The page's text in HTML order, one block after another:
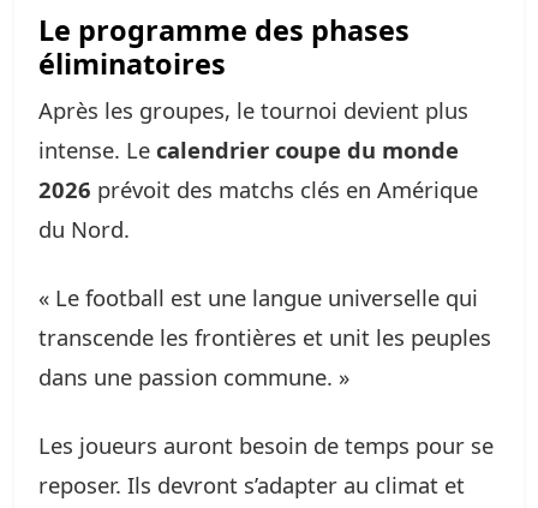
Le programme des phases
éliminatoires
Après les groupes, le tournoi devient plus
intense. Le calendrier coupe du monde
2026 prévoit des matchs clés en Amérique
du Nord.
« Le football est une langue universelle qui
transcende les frontières et unit les peuples
dans une passion commune. »
Les joueurs auront besoin de temps pour se
reposer. Ils devront s’adapter au climat et